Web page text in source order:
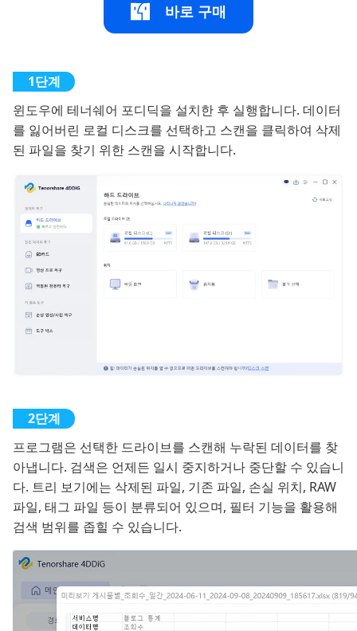
바로 구매
윈도우에 테너쉐어 포디딕을 설치한 후 실행합니다. 데이터
를 잃어버린 로컬 디스크를 선택하고 스캔을 클릭하여 삭제
된 파일을 찾기 위한 스캔을 시작합니다.
프로그램은 선택한 드라이브를 스캔해 누락된 데이터를 찾
아냅니다. 검색은 언제든 일시 중지하거나 중단할 수 있습니
다. 트리 보기에는 삭제된 파일, 기존 파일, 손실 위치, RAW
파일, 태그 파일 등이 분류되어 있으며, 필터 기능을 활용해
검색 범위를 좁힐 수 있습니다.